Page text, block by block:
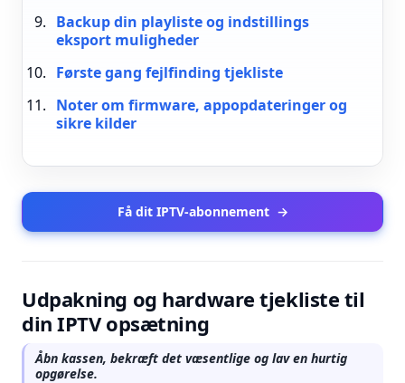
Backup din playliste og indstillings
eksport muligheder
Første gang fejlfinding tjekliste
Noter om firmware, appopdateringer og
sikre kilder
Få dit IPTV-abonnement →
Udpakning og hardware tjekliste til
din IPTV opsætning
Åbn kassen, bekræft det væsentlige og lav en hurtig
opgørelse.